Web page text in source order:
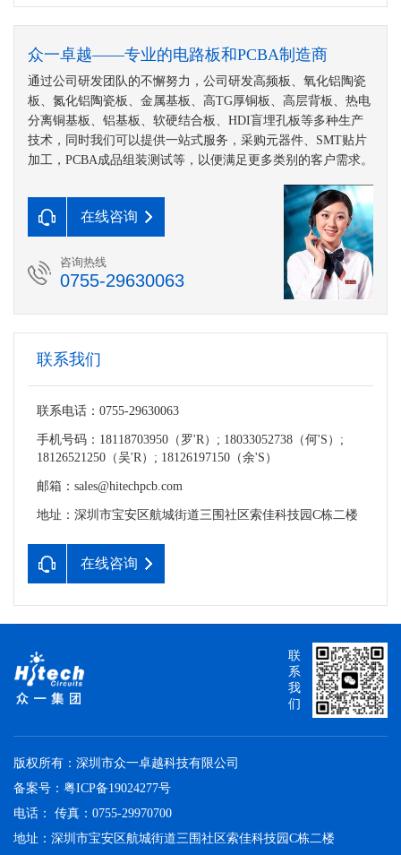
众一卓越——专业的电路板和PCBA制造商
通过公司研发团队的不懈努力，公司研发高频板、氧化铝陶瓷
板、氮化铝陶瓷板、金属基板、高TG厚铜板、高层背板、热电
分离铜基板、铝基板、软硬结合板、HDI盲埋孔板等多种生产
技术，同时我们可以提供一站式服务，采购元器件、SMT贴片
加工，PCBA成品组装测试等，以便满足更多类别的客户需求。
在线咨询
咨询热线
0755-29630063
联系我们
联系电话：0755-29630063
手机号码：18118703950（罗'R）; 18033052738（何'S）;
18126521250（吴'R）; 18126197150（余'S）
邮箱：sales@hitechpcb.com
地址：深圳市宝安区航城街道三围社区索佳科技园C栋二楼
在线咨询
版权所有：深圳市众一卓越科技有限公司
备案号： 粤ICP备19024277号
电话： 传真：0755-29970700
地址：深圳市宝安区航城街道三围社区索佳科技园C栋二楼
联
系
我
们